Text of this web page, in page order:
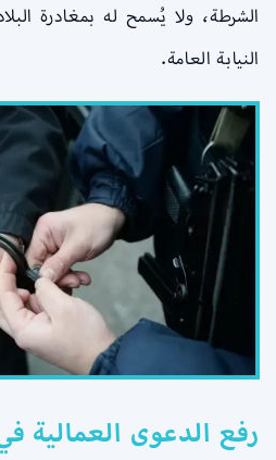
الشرطة، ولا يُسمح له بمغادرة
النيابة العامة.
رفع الدعوى العمالية